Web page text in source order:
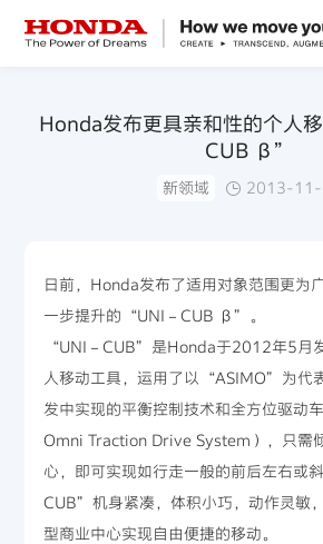
技术创新
赛事运动
新闻资讯
Honda发布更具亲和性的个人
CUB β”
新领域 2013-
日前，Honda发布了适用对象范围更为
一步提升的“UNI－CUB β”。
“UNI－CUB”是Honda于2012年5月
人移动工具，运用了以“ASIMO”为代
发中实现的平衡控制技术和全方位驱动
Omni Traction Drive System），只需
心，即可实现如行走一般的前后左右或
CUB”机身紧凑，体积小巧，动作灵敏
型商业中心实现自由便捷的移动。